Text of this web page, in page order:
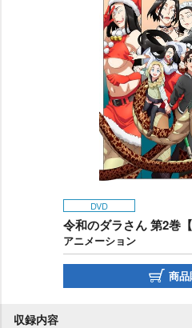
DVD
令和のダラさん 第2巻【
アニメーション
商品
収録内容